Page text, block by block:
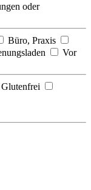
oder
Büro, Praxis
Vor
Glutenfrei